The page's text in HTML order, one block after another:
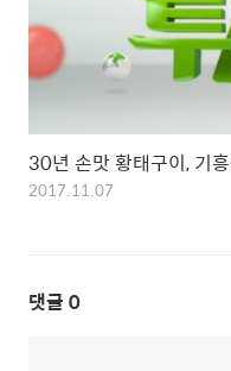
30년 손맛 황태구이, 기
2017.11.07
댓글 0